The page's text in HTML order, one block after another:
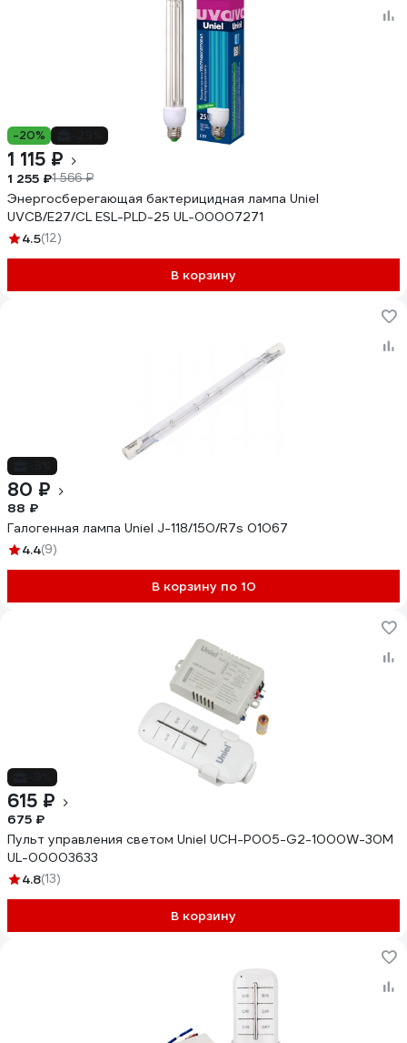
-20%
1 115 ₽
1 255 ₽1 566 ₽
Энергосберегающая бактерицидная лампа Uniel
UVCB/E27/CL ESL-PLD-25 UL-00007271
4.5(12)
В корзину
80 ₽
88 ₽
Галогенная лампа Uniel J-118/150/R7s 01067
4.4(9)
В корзину по 10
615 ₽
675 ₽
Пульт управления светом Uniel UCH-P005-G2-1000W-30M
UL-00003633
4.8(13)
В корзину